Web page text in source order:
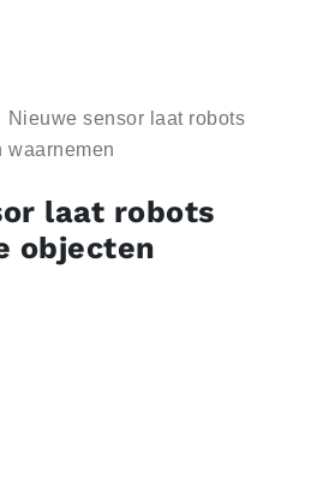
Nieuwe sensor laat robots
waarnemen
laat robots
objecten